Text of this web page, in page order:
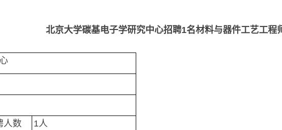
北京大学碳基电子学研究中心招聘1名材料与器件工艺工程
人数 1人